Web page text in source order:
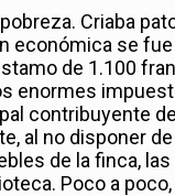
Criaba
económica se
de 1.100
enormes
contribuyente
al no disponer
de la finca,
Poco a